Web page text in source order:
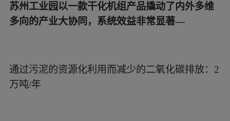
苏州工业园以一款干化机组产品撬动了内外多维
多向的产业大协同，系统效益非常显著—
通过污泥的资源化利用而减少的二氧化碳排放：2
万吨/年